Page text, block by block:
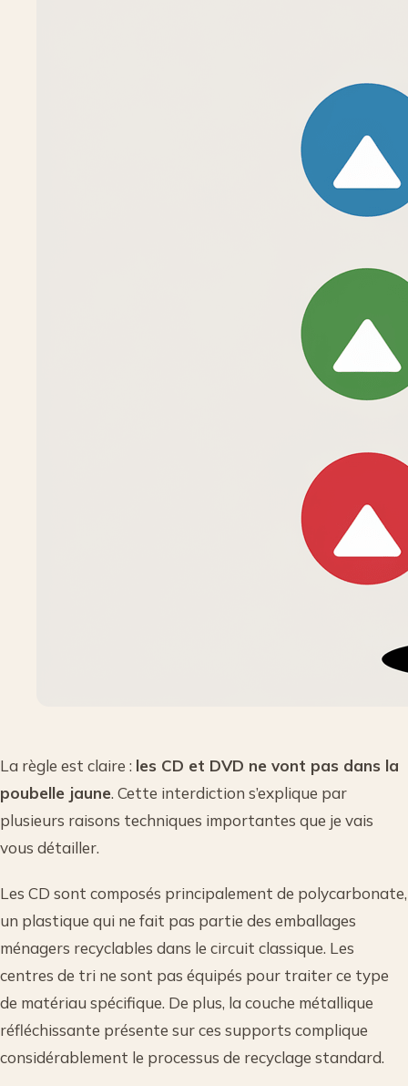
La règle est claire : les CD et DVD ne vont pas dans la
poubelle jaune. Cette interdiction s’explique par
plusieurs raisons techniques importantes que je vais
vous détailler.
Les CD sont composés principalement de polycarbonate,
un plastique qui ne fait pas partie des emballages
ménagers recyclables dans le circuit classique. Les
centres de tri ne sont pas équipés pour traiter ce type
de matériau spécifique. De plus, la couche métallique
réfléchissante présente sur ces supports complique
considérablement le processus de recyclage standard.